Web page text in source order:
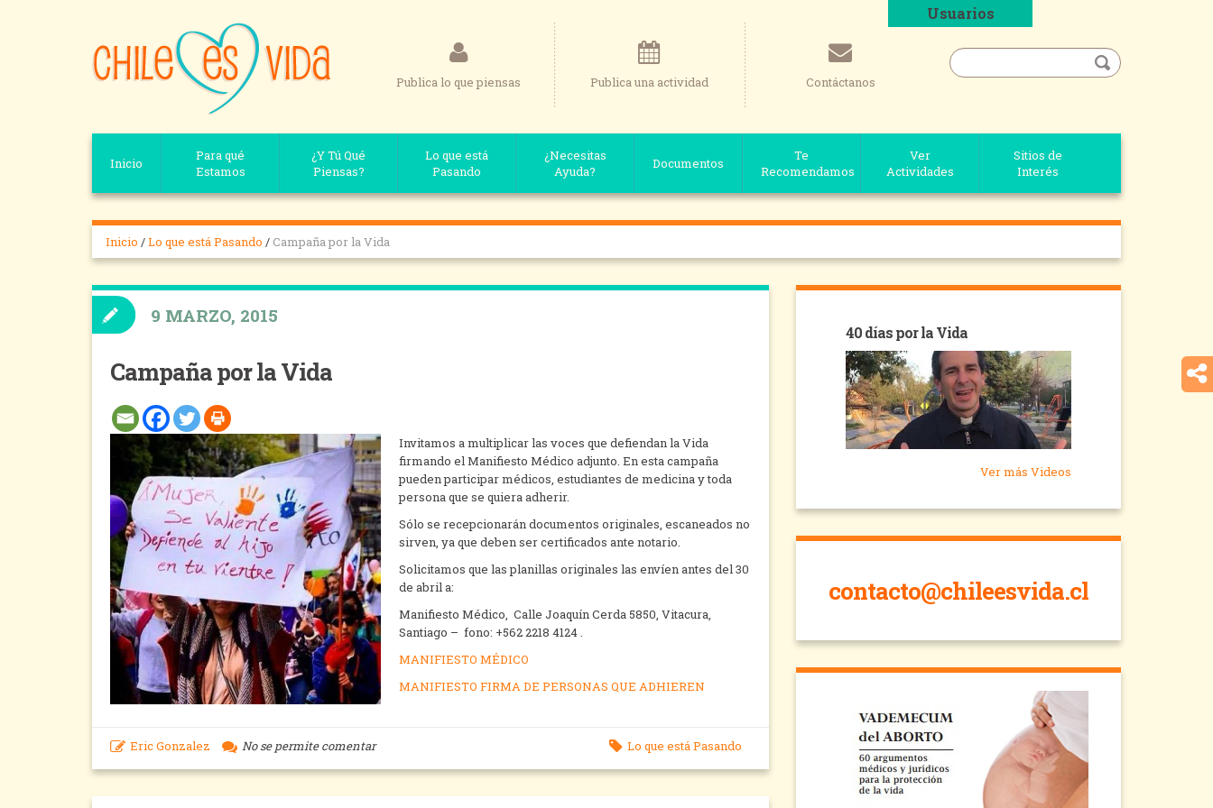
Publica lo que piensas Publica una actividad Contáctanos
Inicio
Para qué
Estamos
¿Y Tú Qué
Piensas?
Lo que está
Pasando
¿Necesitas
Ayuda?
Documentos
Te
Recomendamos
Ver
Actividades
Sitios de
Interés
Inicio /Lo que está Pasando / Campaña por la Vida
Campaña por la Vida
Invitamos a multiplicar las voces que defiendan la Vida
firmando el Manifiesto Médico adjunto. En esta campaña
pueden participar médicos, estudiantes de medicina y toda
persona que se quiera adherir.
Sólo se recepcionarán documentos originales, escaneados no
sirven, ya que deben ser certificados ante notario.
Solicitamos que las planillas originales las envíen antes del 30
de abril a:
Manifiesto Médico, Calle Joaquín Cerda 5850, Vitacura,
Santiago – fono: +562 2218 4124 .
MANIFIESTO MÉDICO
MANIFIESTO FIRMA DE PERSONAS QUE ADHIEREN
9 MARZO, 2015
Lo que está Pasando
Eric Gonzalez No se permite comentar
40 días por la Vida
Ver más Videos
contacto@chileesvida.cl
Usuarios